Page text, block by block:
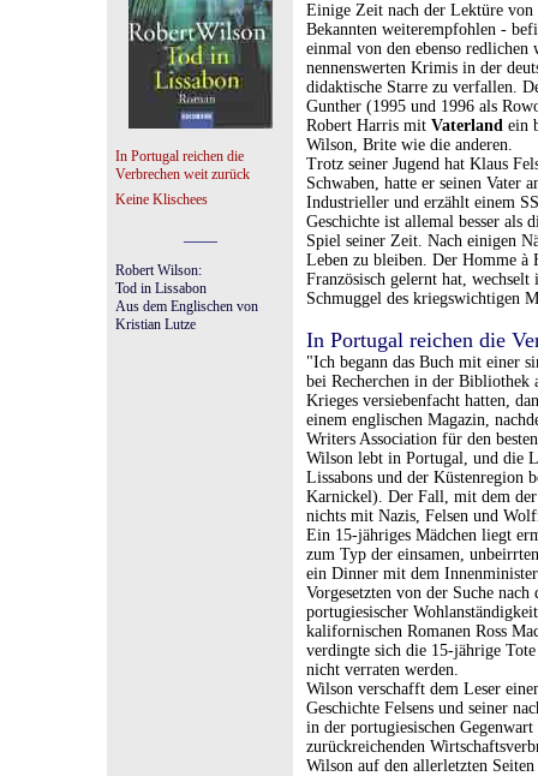
In Portugal reichen die
Verbrechen weit zurück
Keine Klischees
Robert Wilson:
Tod in Lissabon
Aus dem Englischen von
Kristian Lutze
Einige Zeit nach der Lektüre
Bekannten weiterempfohlen -
einmal von den ebenso redlichen
nennenswerten Krimis in der
didaktische Starre zu verfallen.
Gunther (1995 und 1996 als
Robert Harris mit Vaterland ein
Wilson, Brite wie die anderen.
Trotz seiner Jugend hat Klaus
Schwaben, hatte er seinen Vater
Industrieller und erzählt einem
Geschichte ist allemal besser als
Spiel seiner Zeit. Nach einigen
Leben zu bleiben. Der Homme à
Französisch gelernt hat,
Schmuggel des kriegswichtigen
In Portugal reichen die
"Ich begann das Buch mit einer
bei Recherchen in der Bibliothek
Krieges versiebenfacht hatten,
einem englischen Magazin,
Writers Association für den
Wilson lebt in Portugal, und die
Lissabons und der Küstenregion
Karnickel). Der Fall, mit dem der
nichts mit Nazis, Felsen und
Ein 15-jähriges Mädchen liegt
zum Typ der einsamen,
ein Dinner mit dem
Vorgesetzten von der Suche
portugiesischer
kalifornischen Romanen Ross
verdingte sich die 15-jährige
nicht verraten werden.
Wilson verschafft dem Leser
Geschichte Felsens und seiner
in der portugiesischen
zurückreichenden
Wilson auf den allerletzten